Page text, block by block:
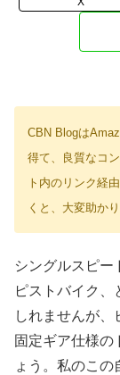
CBN Blogは
得て、良質なコ
ト内のリンク経
くと、大変助か
シングルスピー
ピストバイク、
しれませんが
固定ギア仕様の
ょう。私のこ